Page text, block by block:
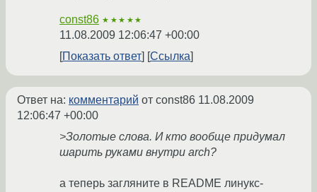
const86 ★★★★★
11.08.2009 12:06:47 +00:00
Показать ответ
Ссылка
Ответ на: комментарий от const86 11.08.2009
12:06:47 +00:00
>Золотые слова. И кто вообще придумал
шарить руками внутри arch?
а теперь загляните в README линукс-